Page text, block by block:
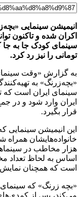
انیمیشن سینمایی
اکران شده و تاکنون
تومانی را نیز رد کرد.
به گزارش «وقت
«بچه‌زرنگ» به
ایران وارد شود و در
قرار بگیرد.
این انیمیشن سینمایی
هزار مخاطب در
اساس به لحاظ تعداد
است که همچنان
«بچه زرنگ» که سینمای